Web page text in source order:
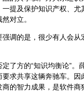
一提及保护知识产权、尤
对立。
的是，很少有人会从
方的“知识均衡论”。
要求共享这辆奔驰车。
商的智力成果，是软件